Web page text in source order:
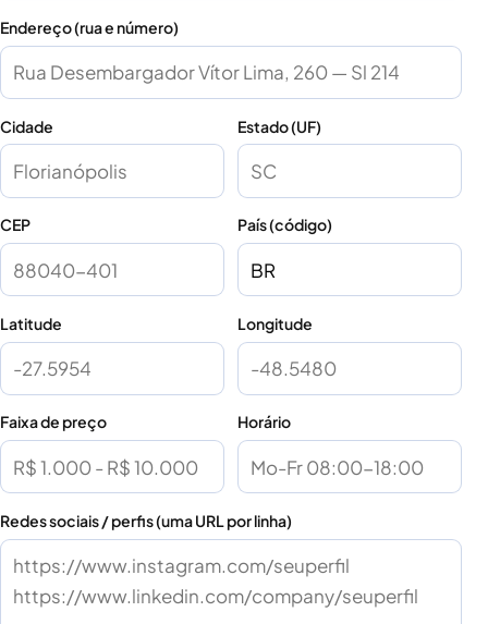
Endereço (rua e número)
Cidade Estado (UF)
CEP País (código)
Latitude Longitude
Faixa de preço Horário
Redes sociais / perfis (uma URL por linha)